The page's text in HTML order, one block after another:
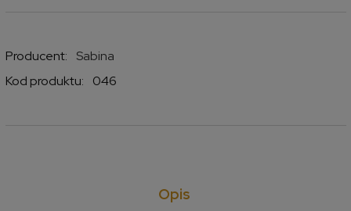
Producent:
Sabina
Kod produktu:
046
Opis